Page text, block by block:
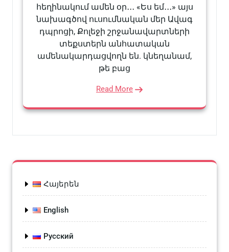
հեղինակում ամեն օր․․․ «Ես եմ․․․» այս
նախագծով ուսումնական մեր Ավագ
դպրոցի, Քոլեջի շրջանավարտների
տեքստերն անհատական
ամենակարդացվողն են. կնեղանամ,
թե բաց
Read More
Հայերեն
English
Русский